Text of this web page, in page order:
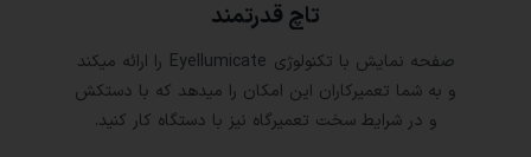
تاچ قدرتمند
صفحه نمایش با تکنولوژی Eyellumicate را ارائه میکند
و به شما تعمیرکاران این امکان را میدهد که با دستکش
و در شرایط سخت تعمیرگاه نیز با دستگاه کار کنید.